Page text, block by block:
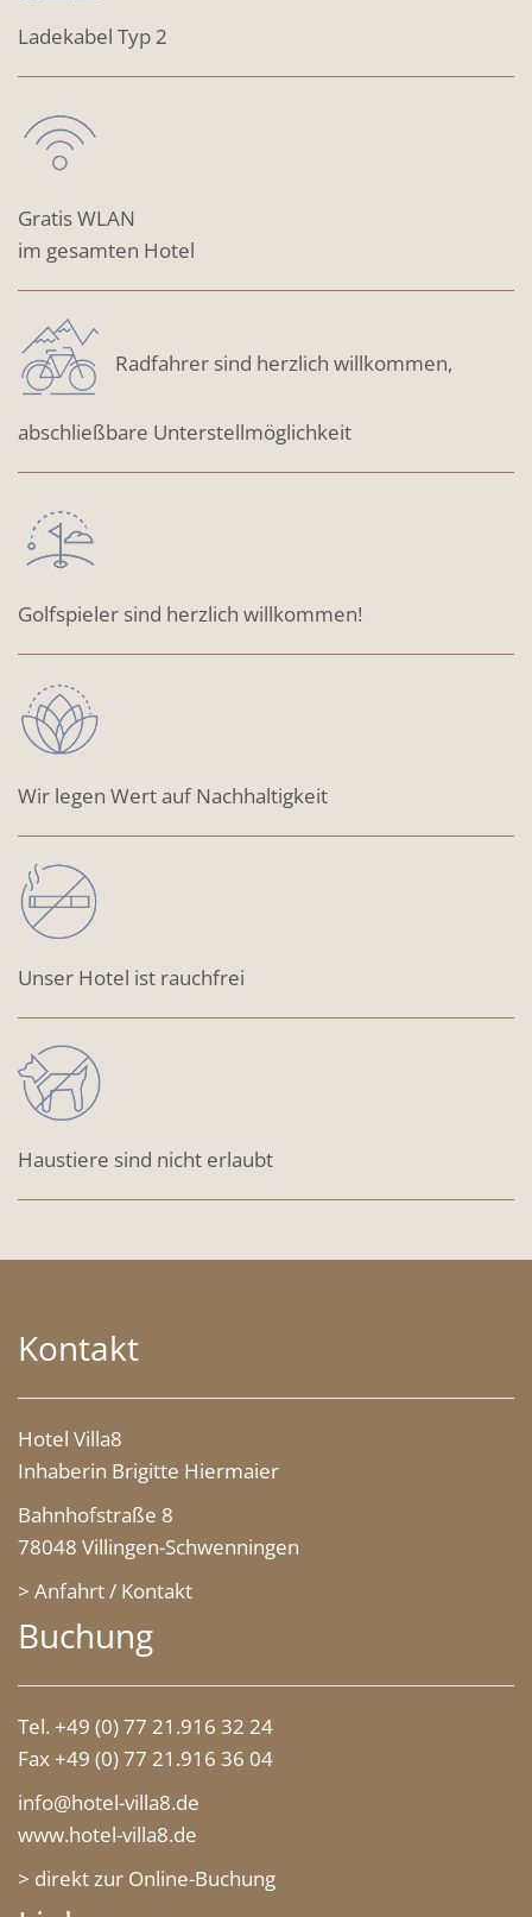
Ladekabel Typ 2
Gratis WLAN
im gesamten Hotel
Radfahrer sind herzlich willkommen,
abschließbare Unterstellmöglichkeit
Golfspieler sind herzlich willkommen!
Wir legen Wert auf Nachhaltigkeit
Unser Hotel ist rauchfrei
Haustiere sind nicht erlaubt
Kontakt
Hotel Villa8
Inhaberin Brigitte Hiermaier
Bahnhofstraße 8
78048 Villingen-Schwenningen
> Anfahrt / Kontakt
Buchung
Tel. +49 (0) 77 21.916 32 24
Fax +49 (0) 77 21.916 36 04
info@hotel-villa8.de
www.hotel-villa8.de
> direkt zur Online-Buchung